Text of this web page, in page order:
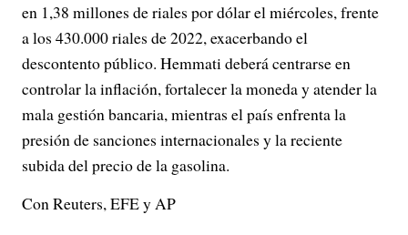
en 1,38 millones de riales por dólar el miércoles, frente
a los 430.000 riales de 2022, exacerbando el
descontento público. Hemmati deberá centrarse en
controlar la inflación, fortalecer la moneda y atender la
mala gestión bancaria, mientras el país enfrenta la
presión de sanciones internacionales y la reciente
subida del precio de la gasolina.
Con Reuters, EFE y AP